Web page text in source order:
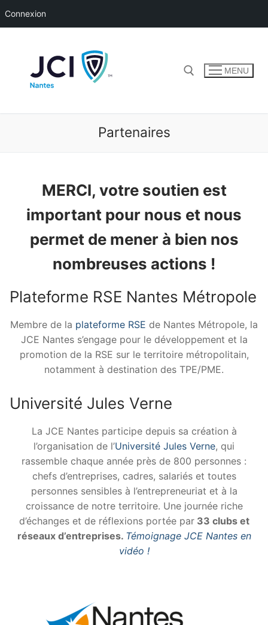
Connexion
MENU
Partenaires
MERCI, votre soutien est
important pour nous et nous
permet de mener à bien nos
nombreuses actions !
Plateforme RSE Nantes Métropole
Membre de la plateforme RSE de Nantes Métropole, la
JCE Nantes s’engage pour le développement et la
promotion de la RSE sur le territoire métropolitain,
notamment à destination des TPE/PME.
Université Jules Verne
La JCE Nantes participe depuis sa création à
l’organisation de l’Université Jules Verne, qui
rassemble chaque année près de 800 personnes :
chefs d’entreprises, cadres, salariés et toutes
personnes sensibles à l’entrepreneuriat et à la
croissance de notre territoire. Une journée riche
d’échanges et de réflexions portée par33 clubs et
réseaux d’entreprises. Témoignage JCE Nantes en
vidéo !